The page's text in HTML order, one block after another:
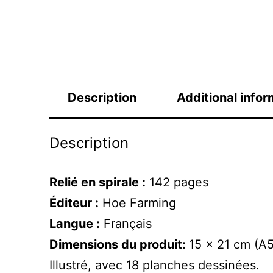
Description Additional
Description
Relié en spirale : 142 pages
Éditeur : Hoe Farming
Langue : Français
Dimensions du produit: 15 x 21 cm
Illustré, avec 18 planches dessinées.